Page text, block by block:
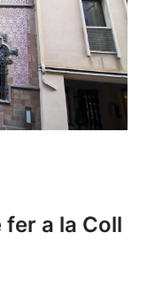
fer a la Coll